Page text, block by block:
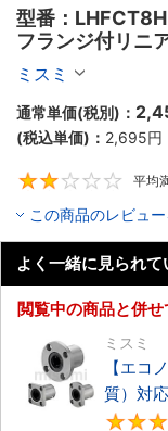
型番：LHFCT8H
フランジ付リニ
ミスミ
通常単価(税別)：
(税込単価)： 2,695円
平均
この商品のレビュー
よく一緒に見られて
閲覧中の商品と併
ミスミ
【エコ
質）対
タンダ